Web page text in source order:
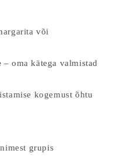
või
– oma kätega valmistad
kogemust õhtu
grupis